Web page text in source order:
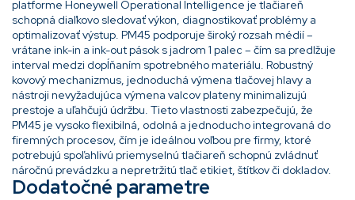
platforme Honeywell Operational Intelligence je tlačiareň
schopná diaľkovo sledovať výkon, diagnostikovať problémy a
optimalizovať výstup. PM45 podporuje široký rozsah médií –
vrátane ink-in a ink-out pások s jadrom 1 palec – čím sa predlžuje
interval medzi dopĺňaním spotrebného materiálu. Robustný
kovový mechanizmus, jednoduchá výmena tlačovej hlavy a
nástroji nevyžadujúca výmena valcov plateny minimalizujú
prestoje a uľahčujú údržbu. Tieto vlastnosti zabezpečujú, že
PM45 je vysoko flexibilná, odolná a jednoducho integrovaná do
firemných procesov, čím je ideálnou voľbou pre firmy, ktoré
potrebujú spoľahlivú priemyselnú tlačiareň schopnú zvládnuť
náročnú prevádzku a nepretržitú tlač etikiet, štítkov či dokladov.
Dodatočné parametre